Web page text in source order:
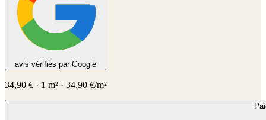
avis vérifiés par Google
34,90 € · 1 m² · 34,90 €/m²